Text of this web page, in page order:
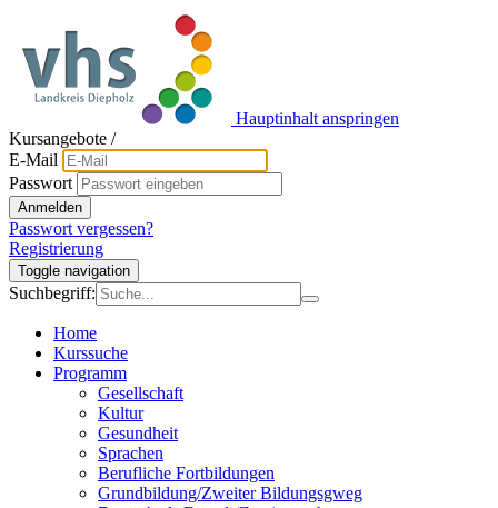
Hauptinhalt anspringen
Kursangebote /
E-Mail
Passwort
Anmelden
Passwort vergessen?
Registrierung
Toggle navigation
Suchbegriff:
Home
Kurssuche
Programm
Gesellschaft
Kultur
Gesundheit
Sprachen
Berufliche Fortbildungen
Grundbildung/Zweiter Bildungsgweg